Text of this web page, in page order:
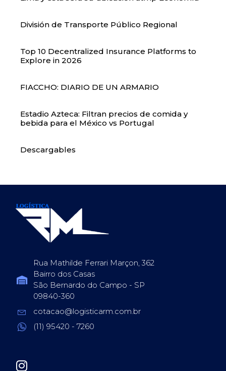
División de Transporte Público Regional
Top 10 Decentralized Insurance Platforms to
Explore in 2026
FIACCHO: DIARIO DE UN ARMARIO
Estadio Azteca: Filtran precios de comida y
bebida para el México vs Portugal
Descargables
Rua Mathilde Ferrari Marçon, 362
Bairro dos Casas
São Bernardo do Campo - SP
09840-360
cotacao@logisticarm.com.br
(11) 95420 - 7260